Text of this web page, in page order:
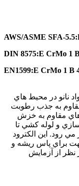
AWS/ASME SFA-
DIN 8575:E CrMo 1
EN1599:E CrMo 1 B
نانو در محيط هاي
به مدت 9 ساعت مقاوم به جذب رطوبت
مقاوم به خزش
و لوله كشي تا
به كار مي رود. اين الكترود
براي پاس ريشه و
از آزمايش